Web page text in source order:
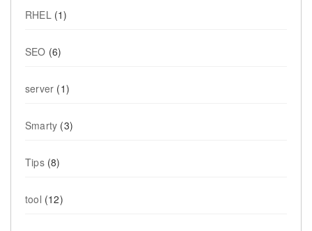
RHEL(1)
SEO (6)
server (1)
Smarty (3)
Tips(8)
tool (12)